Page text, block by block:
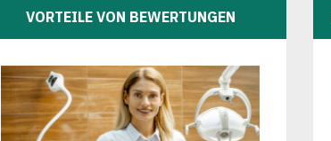
VORTEILE VON BEWERTUNGEN